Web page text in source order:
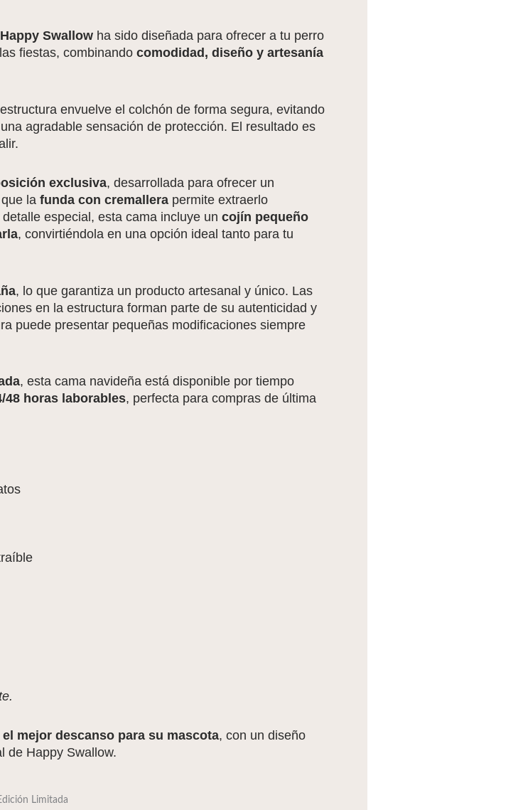
Swallowha sido diseñada para ofrecer a tu perro
fiestas, combinando comodidad, diseño y artesanía
envuelve el colchón de forma segura, evitando
agradable sensación de protección. El resultado es
exclusiva, desarrollada para ofrecer un
la funda con cremallerapermite extraerlo
especial, esta cama incluye un cojín pequeño
, convirtiéndola en una opción ideal tanto para tu
, lo que garantiza un producto artesanal y único. Las
en la estructura forman parte de su autenticidad y
puede presentar pequeñas modificaciones siempre
, esta cama navideña está disponible por tiempo
48 horas laborables, perfecta para compras de última
el mejor descanso para su mascota, con un diseño
de Happy Swallow.
Limitada